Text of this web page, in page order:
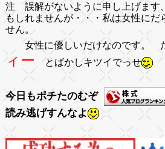
注 誤解がないように申し上げます
もしれませんが・・・私は女性にだ
せん。
女性に優しいだけなのです。
ィー
とばかしキツイでっせ
今日もポチたのむぞ
読み逃げすんなよ